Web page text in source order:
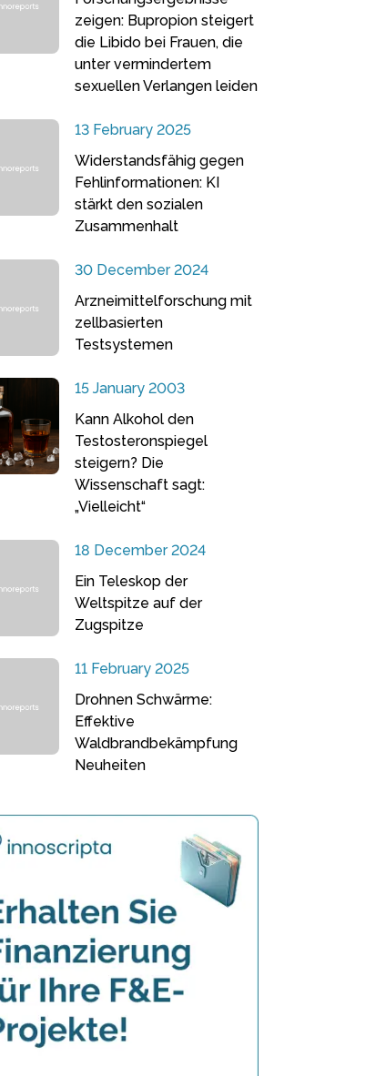
zeigen: Bupropion steigert
die Libido bei Frauen, die
unter vermindertem
sexuellen Verlangen leiden
13 February 2025
Widerstandsfähig gegen
Fehlinformationen: KI
stärkt den sozialen
Zusammenhalt
30 December 2024
Arzneimittelforschung mit
zellbasierten
Testsystemen
15 January 2003
Kann Alkohol den
Testosteronspiegel
steigern? Die
Wissenschaft sagt:
„Vielleicht“
18 December 2024
Ein Teleskop der
Weltspitze auf der
Zugspitze
11 February 2025
Drohnen Schwärme:
Effektive
Waldbrandbekämpfung
Neuheiten